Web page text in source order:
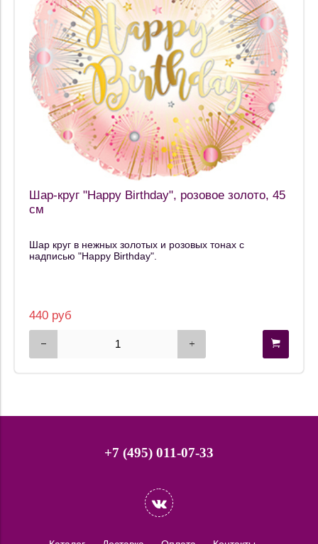
Шар-круг "Happy Birthday", розовое золото, 45
см
Шар круг в нежных золотых и розовых тонах с
надписью "Happy Birthday".
440 руб
+7 (495) 011-07-33